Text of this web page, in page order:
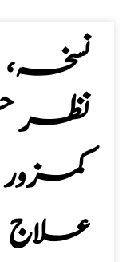
نظر
علاج